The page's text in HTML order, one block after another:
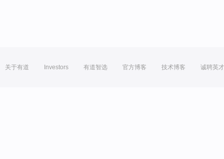
关于有道 Investors 有道智选 官方博客 技术博客 诚聘英才